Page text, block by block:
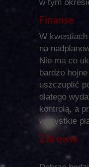
w tym
Finanse
W
na
Nie ma co
bardzo
uszczuplić
dlatego
kontrolą, a
wszystkie
Zdrowie